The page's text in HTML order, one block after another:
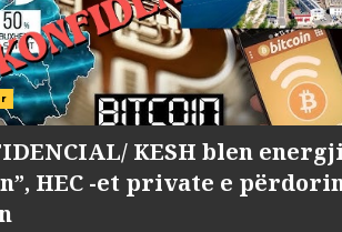
KESH blen
HEC -et private e